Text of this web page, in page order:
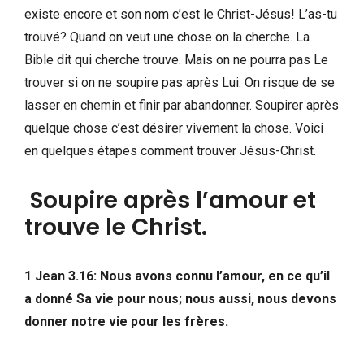
existe encore et son nom c’est le Christ-Jésus! L’as-tu
trouvé? Quand on veut une chose on la cherche. La
Bible dit qui cherche trouve. Mais on ne pourra pas Le
trouver si on ne soupire pas après Lui. On risque de se
lasser en chemin et finir par abandonner. Soupirer après
quelque chose c’est désirer vivement la chose. Voici
en quelques étapes comment trouver Jésus-Christ.
Soupire après l’amour et
trouve le Christ.
1 Jean 3.16: Nous avons connu l’amour, en ce qu’il
a donné Sa vie pour nous; nous aussi, nous devons
donner notre vie pour les frères.